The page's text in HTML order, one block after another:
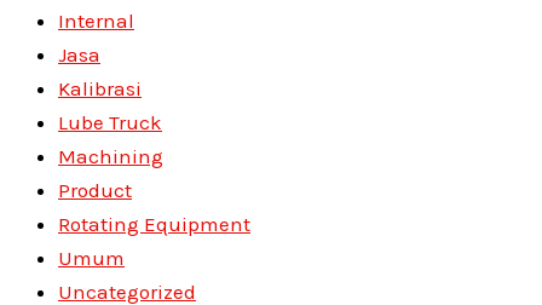
Internal
Jasa
Kalibrasi
Lube Truck
Machining
Product
Rotating Equipment
Umum
Uncategorized